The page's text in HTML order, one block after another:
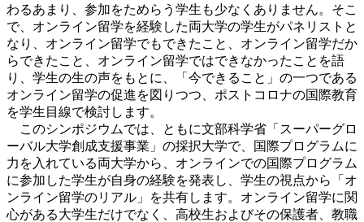
わるあまり、参加をためらう学生も少なくありません。そこ
で、オンライン留学を経験した両大学の学生がパネリストと
なり、オンライン留学でもできたこと、オンライン留学だか
らできたこと、オンライン留学ではできなかったことを語
り、学生の生の声をもとに、「今できること」の一つである
オンライン留学の促進を図りつつ、ポストコロナの国際教育
を学生目線で検討します。
このシンポジウムでは、ともに文部科学省「スーパーグロ
ーバル大学創成支援事業」の採択大学で、国際プログラムに
力を入れている両大学から、オンラインでの国際プログラム
に参加した学生が自身の経験を発表し、学生の視点から「オ
ンライン留学のリアル」を共有します。オンライン留学に関
心がある大学生だけでなく、高校生およびその保護者、教職